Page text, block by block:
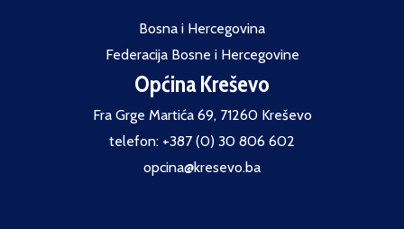
Bosna i Hercegovina
Federacija Bosne i Hercegovine
Općina Kreševo
Fra Grge Martića 69, 71260 Kreševo
telefon: +387 (0) 30 806 602
opcina@kresevo.ba